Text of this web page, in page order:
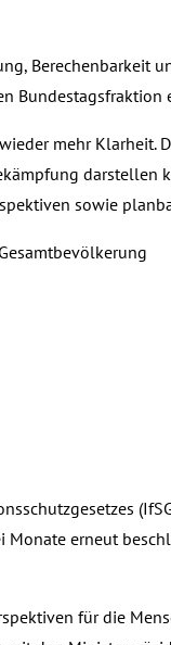
Berechenbarkeit
Bundestagsfraktion
mehr Klarheit.
darstellen
sowie
erneut
für die